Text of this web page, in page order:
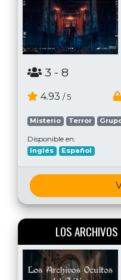
3 - 8
4.93 / 5
Misterio Terror
Disponible en:
Inglés Español
LOS